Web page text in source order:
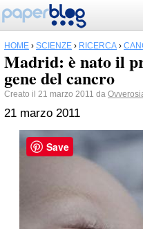
HOME › SCIENZE › RICERCA ›
Madrid: è nato il
gene del cancro
Creato il 21 marzo 2011 da
21 marzo 2011
Save